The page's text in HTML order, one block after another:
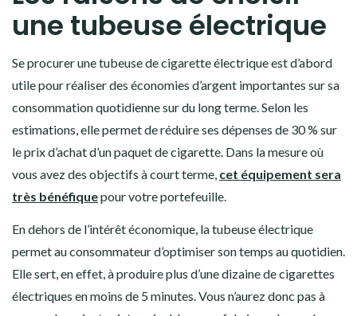
une tubeuse électrique
Se procurer une tubeuse de cigarette électrique est d’abord
utile pour réaliser des économies d’argent importantes sur sa
consommation quotidienne sur du long terme. Selon les
estimations, elle permet de réduire ses dépenses de 30 % sur
le prix d’achat d’un paquet de cigarette. Dans la mesure où
vous avez des objectifs à court terme, cet équipement sera
très bénéfiquepour votre portefeuille.
En dehors de l’intérêt économique, la tubeuse électrique
permet au consommateur d’optimiser son temps au quotidien.
Elle sert, en effet, à produire plus d’une dizaine de cigarettes
électriques en moins de 5 minutes. Vous n’aurez donc pas à